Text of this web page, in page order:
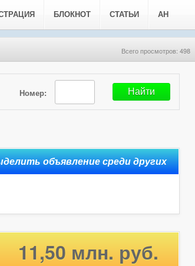
БЛОКНОТ СТАТЬИ АН
Всего просмотров: 498
Номер:
11,50 млн. руб.